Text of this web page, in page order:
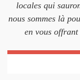
locales qui
nous sommes là
en vous